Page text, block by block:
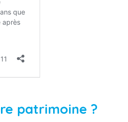
patrimoine ?